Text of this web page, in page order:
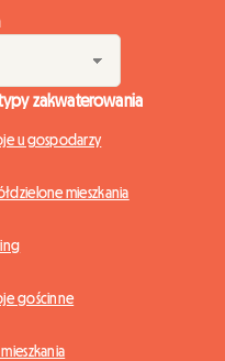
typy zakwaterowania
u gospodarzy
mieszkania
gościnne
mieszkania